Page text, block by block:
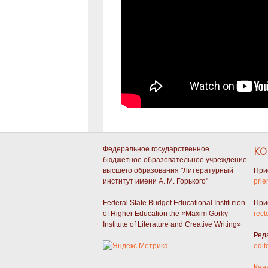
Федеральное государственное
бюджетное образовательное учреждение
высшего образования "Литературный
институт имени А. М. Горького"
Federal State Budget Educational Institution
of Higher Education the «Maxim Gorky
Institute of Literature and Creative Writing»